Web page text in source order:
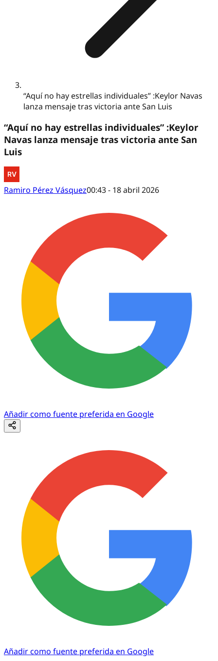
“Aquí no hay estrellas individuales” :Keylor Navas
lanza mensaje tras victoria ante San Luis
“Aquí no hay estrellas individuales” :Keylor
Navas lanza mensaje tras victoria ante San
Luis
Ramiro Pérez Vásquez00:43 - 18 abril 2026
Añadir como fuente preferida en Google
Añadir como fuente preferida en Google